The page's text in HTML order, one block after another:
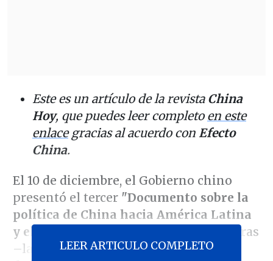
Este es un artículo de la revista China
Hoy, que puedes leer completoen este
enlacegracias al acuerdo con Efecto
China.
El 10 de diciembre, el Gobierno chino
presentó el tercer"Documento sobre la
política de China hacia América Latina
y el Caribe"
. En sus más de 8.500 palabras
–las de la versión en español–, el
LEER ARTICULO COMPLETO